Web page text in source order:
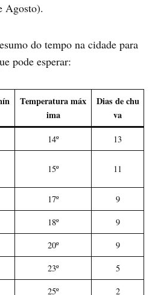
Agosto).
do tempo na cidade para
pode esperar:
Temperatura máx
ima
Dias de chu
va
14º
13
15º 11
17º
9
18º
9
20º
9
23º
5
25º
2